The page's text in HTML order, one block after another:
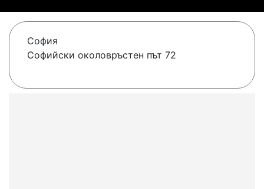
София
Софийски околовръстен път 72